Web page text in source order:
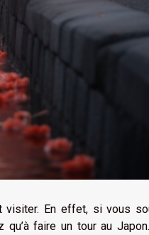
En effet, si vous
faire un tour au